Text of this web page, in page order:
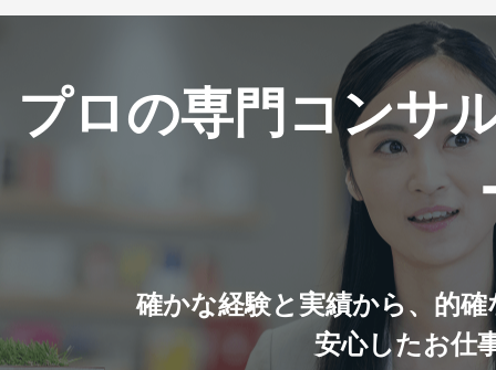
プロの専門コンサ
確かな経験と実績から、的
安心したお仕